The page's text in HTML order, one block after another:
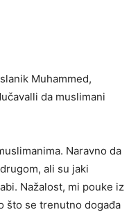
Muhammed,
da muslimani
Naravno da
ali su jaki
Nažalost, mi pouke iz
što se trenutno događa